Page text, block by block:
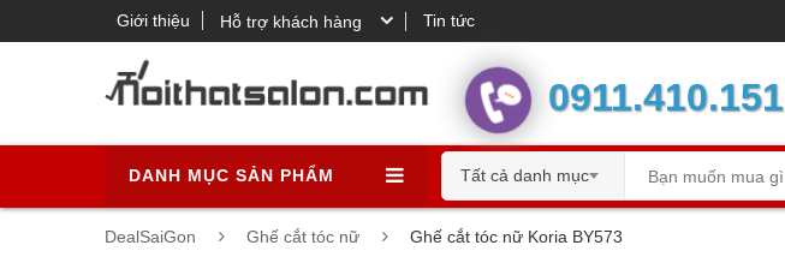
Giới thiệu Hỗ trợ khách hàng Tin tức
0911.410.151
DANH MỤC SẢN PHẨM Tất cả danh mục
DealSaiGon Ghế cắt tóc nữ Ghế cắt tóc nữ Koria BY573